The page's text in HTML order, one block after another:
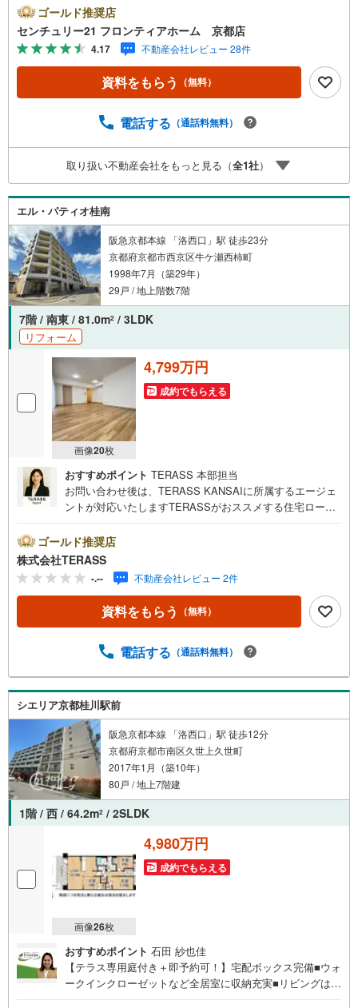
ランクルーム付き 特徴・家事動線に配慮された2WAYカウ
ンターキッチンを採用・浴室乾燥機やオートロック、宅配
ボックスなど設備充実・リフォーム歴あり（2025年:浴室暖
房乾燥機、2020年水回り、クロス、フローリング、CF）
立地・洛西陵明小学校まで徒歩11分・洛西陵明中学校まで
徒歩11分 弊社が選ばれる理由 1.お金の扱い方のプロ、ファ
などにも対応できる売却専門チームあり！3.たくさんの銀
能！4.物件のお引渡し後に必要になったお家のリフォーム
も弊社のリフォームプランナーがご提案！5.定期的にご連
絡を繋ぎ、有事の際に迅速にサポートいたします弊社は専
門家同士が連携をとっているため、より多くの知見がござ
いますお気軽にお問合せください
ゴールド推奨店
センチュリー21 フロンティアホーム 京都店
4.17 不動産会社レビュー 28件
資料をもらう （無料）
電話する （通話料無料）
取り扱い不動産会社をもっと見る（全1社）
エル・パティオ桂南
阪急京都本線 「洛西口」駅 徒歩23分
京都府京都市西京区牛ケ瀬西柿町
1998年7月（築29年）
29戸 / 地上階数7階
7階 / 南東 / 81.0m2 / 3LDK
リフォーム
画像20枚
4,799万円
成約でもらえる
おすすめポイント TERASS 本部担当
お問い合わせ後は、TERASS KANSAIに所属するエージェ
ントが対応いたしますTERASSがおススメする住宅ローン
合）・がん100％保障団信が【金利上乗せなし】で加入可
能！・頭金0円でも可能！・諸費用も、物件価格の10％まで
は融資可能！※2026年8月現在■買物施設が徒歩8分圏内に点
在♪生活しやすい住環境■全居室6帖以上◎家具を置いても
のびのび過ごせるます■大切なペットと暮らせます（細則
有）【リフォーム内容】○新規交換:キッチン、ユニットバ
替:フローリング、クロス○シーリングライト取付、 ダウン
ゴールド推奨店
株式会社TERASS
-.-- 不動産会社レビュー 2件
資料をもらう （無料）
電話する （通話料無料）
シエリア京都桂川駅前
阪急京都本線 「洛西口」駅 徒歩12分
京都府京都市南区久世上久世町
2017年1月（築10年）
80戸 / 地上7階建
1階 / 西 / 64.2m2 / 2SLDK
画像26枚
4,980万円
成約でもらえる
おすすめポイント 石田 紗也佳
【テラス専用庭付き＋即予約可！】宅配ボックス完備■ウォ
ークインクローゼットなど全居室に収納充実■リビングはゆ